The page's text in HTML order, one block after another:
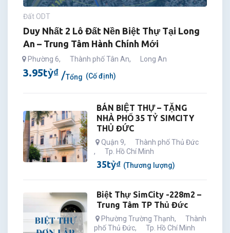
Đất ODT
Duy Nhất 2 Lô Đất Nền Biệt Thự Tại Long
An – Trung Tâm Hành Chính Mới
Phường 6, Thành phố Tân An, Long An
3.95tỷ₫ Tổng (Cố định)
BÁN BIỆT THỰ – TẶNG
NHÀ PHỐ 35 TỶ SIMCITY
THỦ ĐỨC
Quận 9,
Thành phố Thủ Đức
,
Tp. Hồ Chí Minh
35tỷ₫ (Thương lượng)
Biệt Thự SimCity -228m2 –
Trung Tâm TP Thủ Đức
Phường Trường Thạnh,
Thành
phố Thủ Đức, Tp. Hồ Chí Minh